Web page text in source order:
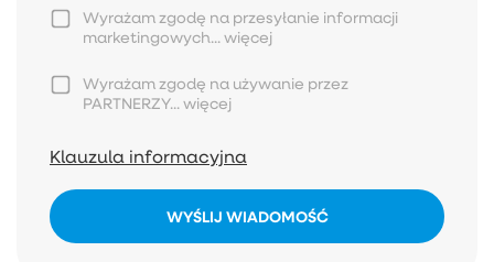
Wyrażam zgodę na przesyłanie informacji
marketingowych...więcej
Wyrażam zgodę na używanie przez
PARTNERZY...więcej
Klauzula informacyjna
WYŚLIJ WIADOMOŚĆ